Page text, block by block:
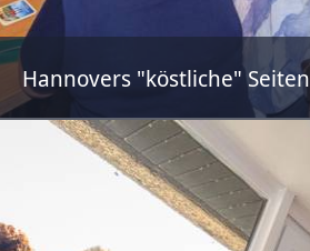
Hannovers "köstliche" Seiten